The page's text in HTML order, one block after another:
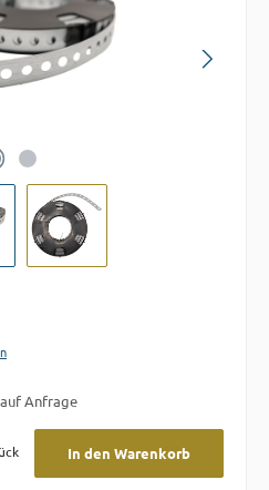
Anfrage
In den Warenkorb